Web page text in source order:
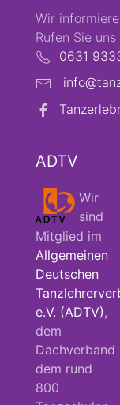
Wir
Rufen Sie uns
0631
ADTV
Wir
sind
Mitglied im
Allgemeinen
Deutschen
e.V. (ADTV) ,
dem
Dachverband
dem rund
800